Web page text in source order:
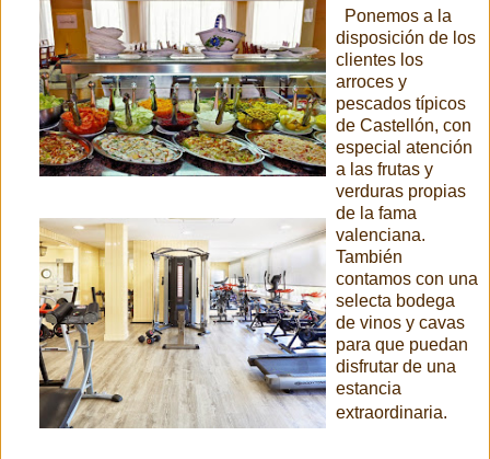
Ponemos a la
disposición de los
clientes los
arroces y
pescados típicos
de Castellón, con
especial atención
a las frutas y
verduras propias
de la fama
valenciana.
También
contamos con una
selecta bodega
de vinos y cavas
para que puedan
disfrutar de una
estancia
extraordinaria.